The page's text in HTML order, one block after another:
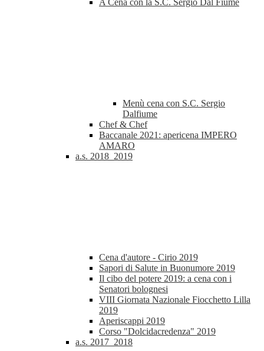
A Cena con la S.C. Sergio Dal Fiume
Menù cena con S.C. Sergio
Dalfiume
Chef & Chef
Baccanale 2021: apericena IMPERO
AMARO
a.s. 2018_2019
Cena d'autore - Cirio 2019
Sapori di Salute in Buonumore 2019
Il cibo del potere 2019: a cena con i
Senatori bolognesi
VIII Giornata Nazionale Fiocchetto Lilla
2019
Aperiscappi 2019
Corso "Dolcidacredenza" 2019
a.s. 2017_2018